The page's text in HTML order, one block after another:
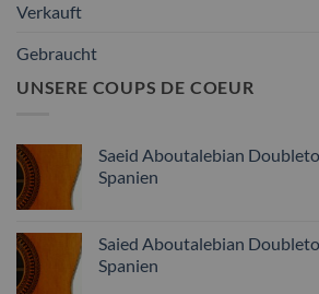
Verkauft
Gebraucht
UNSERE COUPS DE COEUR
Saeid Aboutalebian
Spanien
Saied Aboutalebian
Spanien